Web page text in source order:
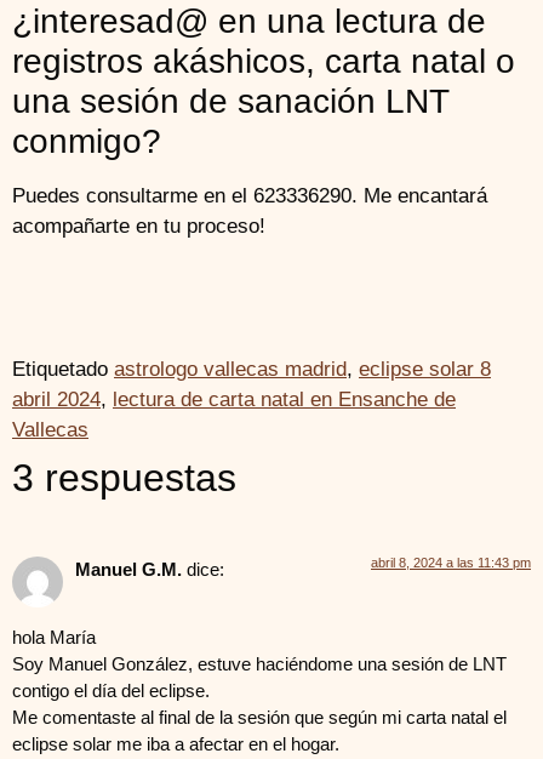
¿interesad@ en una lectura de
registros akáshicos, carta natal o
una sesión de sanación LNT
conmigo?
Puedes consultarme en el 623336290. Me encantará
acompañarte en tu proceso!
Etiquetado astrologo vallecas madrid, eclipse solar 8
abril 2024, lectura de carta natal en Ensanche de
Vallecas
3 respuestas
Manuel G.M. dice: abril 8, 2024 a las 11:43 pm
hola María
Soy Manuel González, estuve haciéndome una sesión de LNT
contigo el día del eclipse.
Me comentaste al final de la sesión que según mi carta natal el
eclipse solar me iba a afectar en el hogar.